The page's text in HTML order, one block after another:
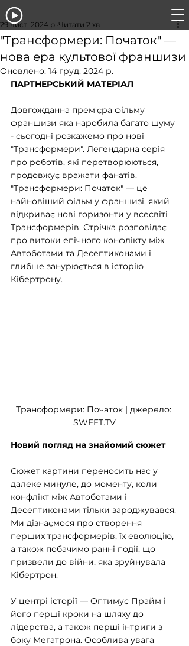
"Трансформери: Початок" —
нова ера культової франшизи
29 лист. 2024 р. Читати 2 хв
Оновлено: 14 груд. 2024 р.
ПАРТНЕРСЬКИЙ МАТЕРІАЛ
Довгожданна прем'єра фільму
франшизи яка наробила багато шуму
- сьогодні розкажемо про нові
"Трансформери". Легендарна серія
про роботів, які перетворюються,
продовжує вражати фанатів.
"Трансформери: Початок" — це
найновіший фільм у франшизі, який
відкриває нові горизонти у всесвіті
Трансформерів. Стрічка розповідає
про витоки епічного конфлікту між
Автоботами та Десептиконами і
глибше занурюється в історію
Кібертрону.
Трансформери: Початок | джерело:
SWEET.TV
Новий погляд на знайомий сюжет
Сюжет картини переносить нас у
далеке минуле, до моменту, коли
конфлікт між Автоботами і
Десептиконами тільки зароджувався.
Ми дізнаємося про створення
перших трансформерів, їх еволюцію,
а також побачимо ранні події, що
призвели до війни, яка зруйнувала
Кібертрон.
У центрі історії — Оптимус Прайм і
його перші кроки на шляху до
лідерства, а також перші інтриги з
боку Мегатрона. Особлива увага